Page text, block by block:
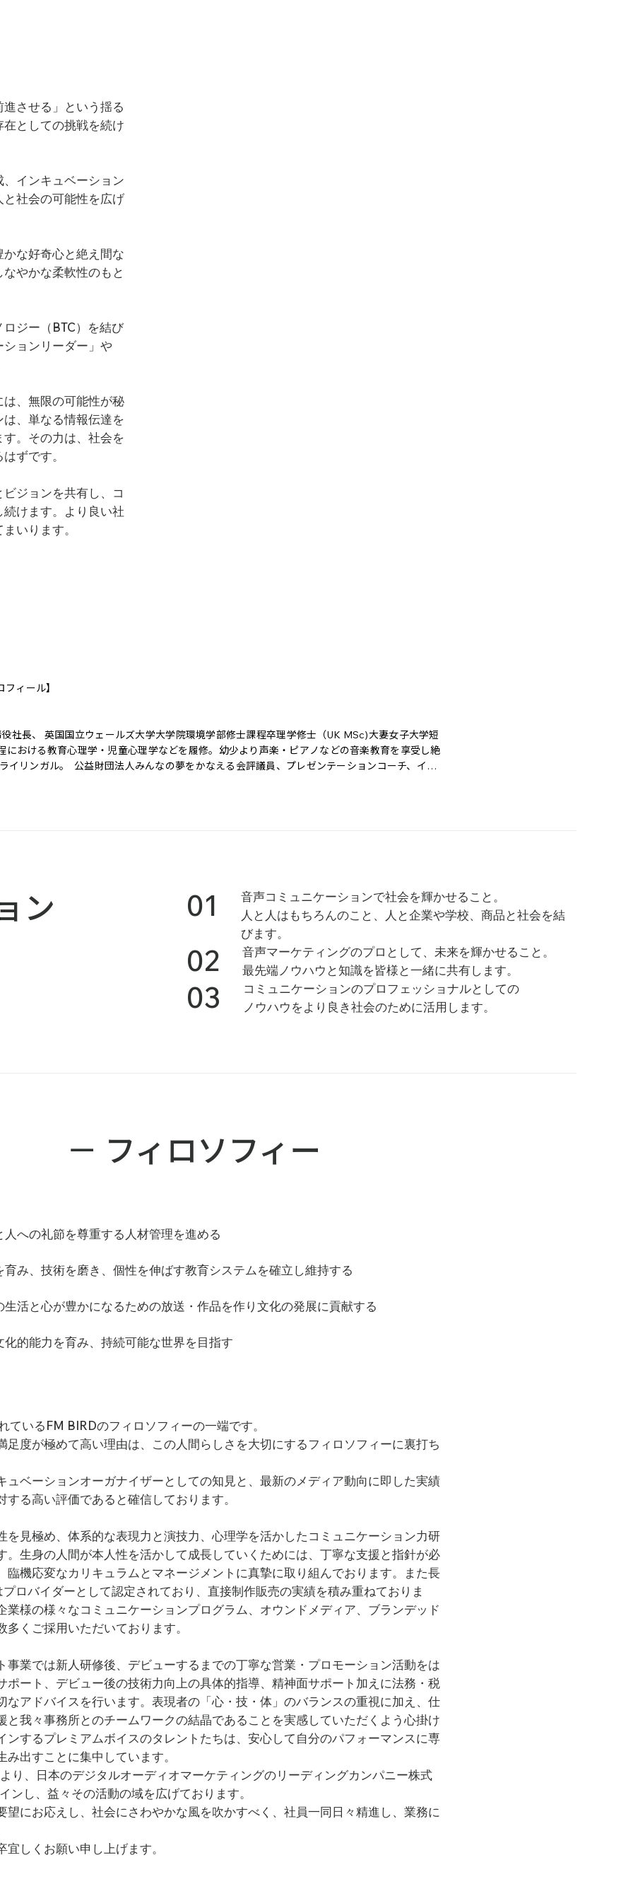
させる」という揺る
としての挑戦を続け
インキュベーション
社会の可能性を広げ
な好奇心と絶え間な
やかな柔軟性のもと
ジー（BTC）を結び
ョンリーダー」や
、無限の可能性が秘
、単なる情報伝達を
。その力は、社会を
ずです。
ジョンを共有し、コ
けます。より良い社
いります。
ィール】
社長、 英国国立ウェールズ大学大学院環境学部修士課程卒理学修士（UK MSc)大妻女子大学短
における教育心理学・児童心理学などを履修。幼少より声楽・ピアノなどの音楽教育を享受し絶
イリンガル。  公益財団法人みんなの夢をかなえる会評議員、プレゼンテーションコーチ、イン
ジオDJとして表舞台で活動後、選曲家、放送構成作家、音楽評論家へと転身。1994年FM
ン事業・番組制作・イベント企画・演出、ラジオDJ/タレントスクール、英会話スクール、ビ
修事業などを展開。文化人・起業家・政治家まで、ステータスやステージにあわせたスピーチ研
講座やプレゼンテーションセミナーをおよそ30年実施、数千人以上を育成・輩出。ビジネスプ
は、国内外の著名ビジネスコンテストで優秀な成績を残し、賞金合計額は2億円を超える。放送
マーシャルの字幕翻訳・館内サービス用通訳指導業務を実施し、グローバルな情報を提供し続け
ンド対策コンサルテーション事業を開始。防災アナウンスの多言語化、商業施設アナウンス・
・通訳、販売店舗顧客対応多言語プロジェクト、館内や室内空間におけるサウンドのコンサルテ
入セミナーを実施している。著書『好きを仕事にする！自分らしく輝く条件』（ゴマブックス出
ンテーションコーチング、ノーベル平和賞ユヌス博士同時通訳日英）、BMW新車発表会（i7、
SONY（AIBOグランド発表会・日英)、PORCHE（新車発表会日英）、Cadellac（新車発表会
エ　アートトークショー（日英）、グッドデザイン賞（日英）、GLAM　MEDIA（日英）、沖
トハンザイベント（日英独）
タレーションナレーション、エア・カナダ（英日）、PINK JAPAN 独日リッチコンテンツ翻
au携帯オンライン案内ボイス（日英）、モンゴルマラソン大会（日中）、Hewlett Packard
マブックス）、「なぜか聴きたくなる人の話し方」（朝日新聞社出版）「おしゃべりなドイツ
声出しレッスン」（アルク）、「いい空気をつくる　誰とでも会話がはずむ４２の法則」（朝日
語版）、韓国語ジャーナル付録語学CD（日韓）、「もったいないばあさん（オーディオブッ
美しく生きる人の話し方レッスン」（CD付）（日本文芸社）、「はじめてのロシア語  」（
躍
のDJの声が流れない日がほとんどない。トップラジオDJ秀島史香を、20歳でメジャーデビ
トしてきた。2019年度文化庁芸術祭放送個人賞、第49回ギャラクシー賞「ラジオ部門選奨賞」
放送協会 NHKスペシャル「安室奈美恵「告白」」でのインタビュアー、2019年NHK-FM ラジ
会など、人気ラジオDJ・司会・ナレーターとして活躍中。著書「なぜか聴きたくなる人の話し
門でベスト3入りし、著書「いい空気を一瞬で作る 誰とでも会話が弾む42の法則」（朝日新聞
ィとして活躍後、オンライン大学のBBT UniversityのMBA学科長に就任、2019年著書「最強の
ンを生み出す４つの法則」発売中、2020年TOPPOINT大賞2019年下半期「ベストビジネス
金子奈緒はNHK Eテレ クラシック音楽館、NHK FM N響演奏会、ららら♪クラシック司会を務
として有名。「21世紀の100人」（毎日新聞）に選出され、2014年「美しく生きる人の話し方
語講座に出演中の所属タレント綿谷エリナは、希少な8か国語マルチリンガルタレントとして活
ーエッセイ「おしゃべりなドイツ語」（左右社）、語学学習書「超初級から話せるドイツ語声
を出版し、アマゾンではドイツ語部門トップ２セールスを飾った。
パーソナリティ、コミュニケーター、ナレーター、ラジオDJたちは、公的奨励や受賞が多く、
に活躍している。2025年夏大阪・関西万博のメイン会場にて、総務省後援・国際プレゼンテー
界同時配信で声の可能性に挑戦している。
ン 01
音声コミュニケーションで社会を輝かせること。
人と人はもちろんのこと、人と企業や学校、商品と社会を結
びます。
02
音声マーケティングのプロとして、未来を輝かせること。
最先端ノウハウと知識を皆様と一緒に共有します。
03
コミュニケーションのプロフェッショナルとしての
ノウハウをより良き社会のために活用します。
－ フィロソフィー
人への礼節を尊重する人材管理を進める
育み、技術を磨き、個性を伸ばす教育システムを確立し維持する
生活と心が豊かになるための放送・作品を作り文化の発展に貢献する
化的能力を育み、持続可能な世界を目指す
ているFM BIRDのフィロソフィーの一端です。
足度が極めて高い理由は、この人間らしさを大切にするフィロソフィーに裏打ち
ュベーションオーガナイザーとしての知見と、最新のメディア動向に即した実績
する高い評価であると確信しております。
を見極め、体系的な表現力と演技力、心理学を活かしたコミュニケーション力研
。生身の人間が本人性を活かして成長していくためには、丁寧な支援と指針が必
臨機応変なカリキュラムとマネージメントに真摯に取り組んでおります。また長
ロバイダーとして認定されており、直接制作販売の実績を積み重ねておりま
業様の様々なコミュニケーションプログラム、オウンドメディア、ブランデッド
くご採用いただいております。
事業では新人研修後、デビューするまでの丁寧な営業・プロモーション活動をは
ポート、デビュー後の技術力向上の具体的指導、精神面サポート加えに法務・税
なアドバイスを行います。表現者の「心・技・体」のバランスの重視に加え、仕
と我々事務所とのチームワークの結晶であることを実感していただくよう心掛け
ンするプレミアムボイスのタレントたちは、安心して自分のパフォーマンスに専
出すことに集中しています。
り、日本のデジタルオーディオマーケティングのリーディングカンパニー株式
ンし、益々その活動の域を広げております。
望にお応えし、社会にさわやかな風を吹かすべく、社員一同日々精進し、業務に
しくお願い申し上げます。